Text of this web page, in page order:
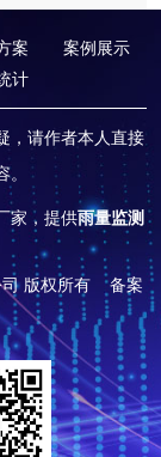
案
案例展示
计
，请作者本人直接
家，提供雨量监测
司 版权所有备案